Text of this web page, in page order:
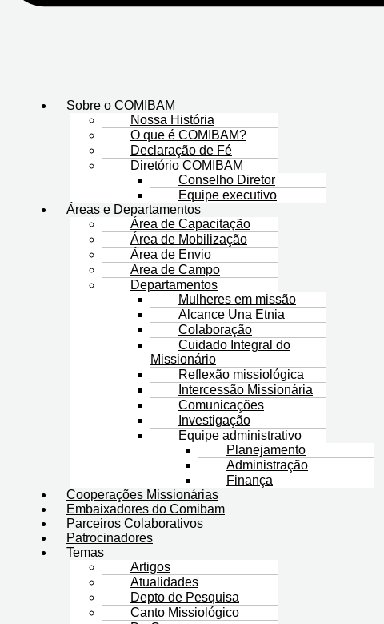
Sobre o COMIBAM
Nossa História
O que é COMIBAM?
Declaração de Fé
Diretório COMIBAM
Conselho Diretor
Equipe executivo
Áreas e Departamentos
Área de Capacitação
Área de Mobilização
Área de Envio
Area de Campo
Departamentos
Mulheres em missão
Alcance Una Etnia
Colaboração
Cuidado Integral do
Missionário
Reflexão missiológica
Intercessão Missionária
Comunicações
Investigação
Equipe administrativo
Planejamento
Administração
Finança
Cooperações Missionárias
Embaixadores do Comibam
Parceiros Colaborativos
Patrocinadores
Temas
Artigos
Atualidades
Depto de Pesquisa
Canto Missiológico